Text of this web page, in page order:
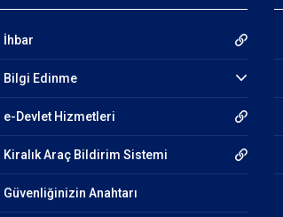
İhbar
Bilgi Edinme
e-Devlet Hizmetleri
Kiralık Araç Bildirim Sistemi
Güvenliğinizin Anahtarı